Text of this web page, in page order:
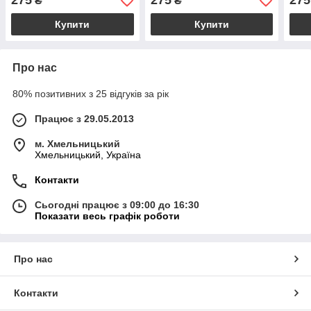
Купити Купити
Про нас
80% позитивних з 25 відгуків за рік
Працює з 29.05.2013
м. Хмельницький
Хмельницький, Україна
Контакти
Сьогодні працює з 09:00 до 16:30
Показати весь графік роботи
Про нас
Контакти